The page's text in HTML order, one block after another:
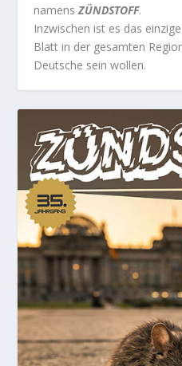
namensZÜNDSTOFF.
Inzwischen ist es das
Blatt in der gesamten
Deutsche sein wollen.